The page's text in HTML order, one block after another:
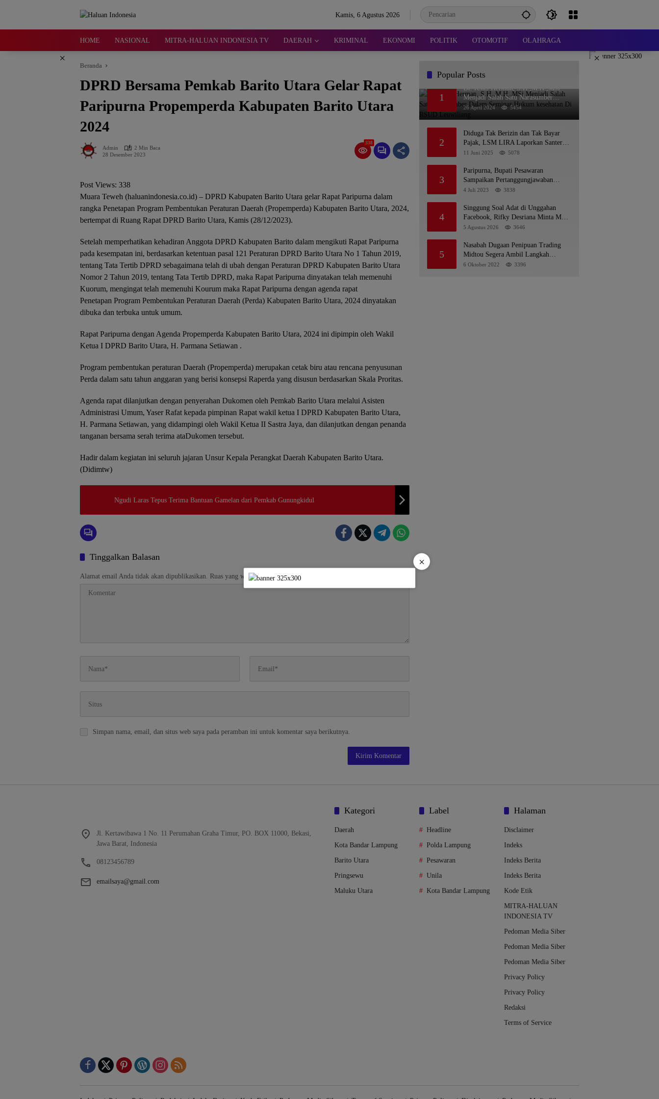
Kamis, 6 Agustus 2026
HOME NASIONAL MITRA-HALUAN INDONESIA TV DAERAH KRIMINAL EKONOMI POLITIK OTOMOTIF OLAHRAGA
× ×
Beranda
DPRD Bersama Pemkab Barito Utara Gelar Rapat
Paripurna Propemperda Kabupaten Barito Utara
2024
Admin
2 Min Baca
28 Desember 2023
338
Post Views: 338
Muara Teweh (haluanindonesia.co.id) – DPRD Kabupaten Barito Utara gelar Rapat Paripurna dalam
rangka Penetapan Program Pembentukan Peraturan Daerah (Propemperda) Kabupaten Barito Utara, 2024,
bertempat di Ruang Rapat DPRD Barito Utara, Kamis (28/12/2023).
Setelah memperhatikan kehadiran Anggota DPRD Kabupaten Barito dalam mengikuti Rapat Paripurna
pada kesempatan ini, berdasarkan ketentuan pasal 121 Peraturan DPRD Barito Utara No 1 Tahun 2019,
tentang Tata Tertib DPRD sebagaimana telah di ubah dengan Peraturan DPRD Kabupaten Barito Utara
Nomor 2 Tahun 2019, tentang Tata Tertib DPRD, maka Rapat Paripurna dinyatakan telah memenuhi
Kuorum, mengingat telah memenuhi Kourum maka Rapat Paripurna dengan agenda rapat
Penetapan Program Pembentukan Peraturan Daerah (Perda) Kabupaten Barito Utara, 2024 dinyatakan
dibuka dan terbuka untuk umum.
Rapat Paripurna dengan Agenda Propemperda Kabupaten Barito Utara, 2024 ini dipimpin oleh Wakil
Ketua I DPRD Barito Utara, H. Parmana Setiawan .
Program pembentukan peraturan Daerah (Propemperda) merupakan cetak biru atau rencana penyusunan
Perda dalam satu tahun anggaran yang berisi konsepsi Raperda yang disusun berdasarkan Skala Proritas.
Agenda rapat dilanjutkan dengan penyerahan Dukomen oleh Pemkab Barito Utara melalui Asisten
Administrasi Umum, Yaser Rafat kepada pimpinan Rapat wakil ketua I DPRD Kabupaten Barito Utara,
H. Parmana Setiawan, yang didampingi oleh Wakil Ketua II Sastra Jaya, dan dilanjutkan dengan penanda
tanganan bersama serah terima ataDukomen tersebut.
Hadir dalam kegiatan ini seluruh jajaran Unsur Kepala Perangkat Daerah Kabupaten Barito Utara.
(Didimtw)
Ngudi Laras Tepus Terima Bantuan Gamelan dari Pemkab Gunungkidul
Tinggalkan Balasan
Alamat email Anda tidak akan dipublikasikan. Ruas yang wajib ditandai*
Simpan nama, email, dan situs web saya pada peramban ini untuk komentar saya berikutnya.
Popular Posts
1
Dr. KMS Herman, S.H.,M.H.,MSi
Menjadi Salah Satu Narasumber
Dalam Seminar Hukum kesehatan Di
RSUD Leuwiliang
26 April 2024 5454
2
Diduga Tak Berizin dan Tak Bayar
Pajak, LSM LIRA Laporkan Santerra
de Laponte ke Kejaksaan Kota Batu
11 Juni 2025 5078
3
Paripurna, Bupati Pesawaran
Sampaikan Pertanggungjawaban
Pelaksanaan APBD 2022
4 Juli 2023 3838
4
Singgung Soal Adat di Unggahan
Facebook, Rifky Desriana Minta Maaf
ke PDA dan Bupati Kubar
5 Agustus 2026 3646
5
Nasabah Dugaan Penipuan Trading
Midtou Segera Ambil Langkah
Hukum
6 Oktober 2022 3396
Jl. Kertawibawa 1 No. 11 Perumahan Graha Timur, PO. BOX 11000, Bekasi,
Jawa Barat, Indonesia
08123456789
emailsaya@gmail.com
Kategori
Daerah
Kota Bandar Lampung
Barito Utara
Pringsewu
Maluku Utara
Label
Headline
Polda Lampung
Pesawaran
Unila
Kota Bandar Lampung
Halaman
Disclaimer
Indeks
Indeks Berita
Indeks Berita
Kode Etik
MITRA-HALUAN
INDONESIA TV
Pedoman Media Siber
Pedoman Media Siber
Pedoman Media Siber
Privacy Policy
Privacy Policy
Redaksi
Terms of Service
×